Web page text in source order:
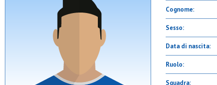
Cognome:
Sesso:
Data di nascita:
Ruolo:
Squadra: